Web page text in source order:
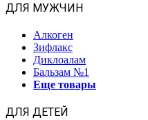
ДЛЯ МУЖЧИН
Алкоген
Зифлакс
Диклоалам
Бальзам №1
Еще товары
ДЛЯ ДЕТЕЙ